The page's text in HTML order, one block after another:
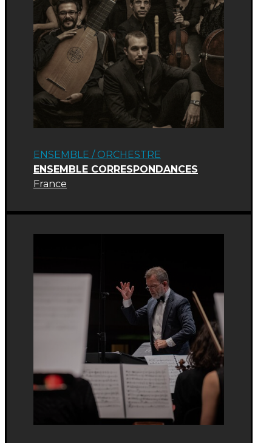
ENSEMBLE / ORCHESTRE
ENSEMBLE CORRESPONDANCES
France